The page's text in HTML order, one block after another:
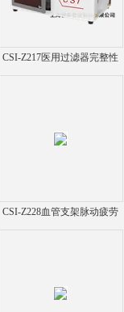
CSI-Z217医用过滤器完整性
CSI-Z228血管支架脉动疲劳